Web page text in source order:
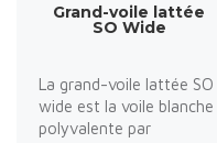
Grand-voile lattée
SO Wide
La grand-voile lattée SO
wide est la voile blanche
polyvalente par